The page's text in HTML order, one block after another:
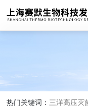
热门关键词： 三洋高压灭